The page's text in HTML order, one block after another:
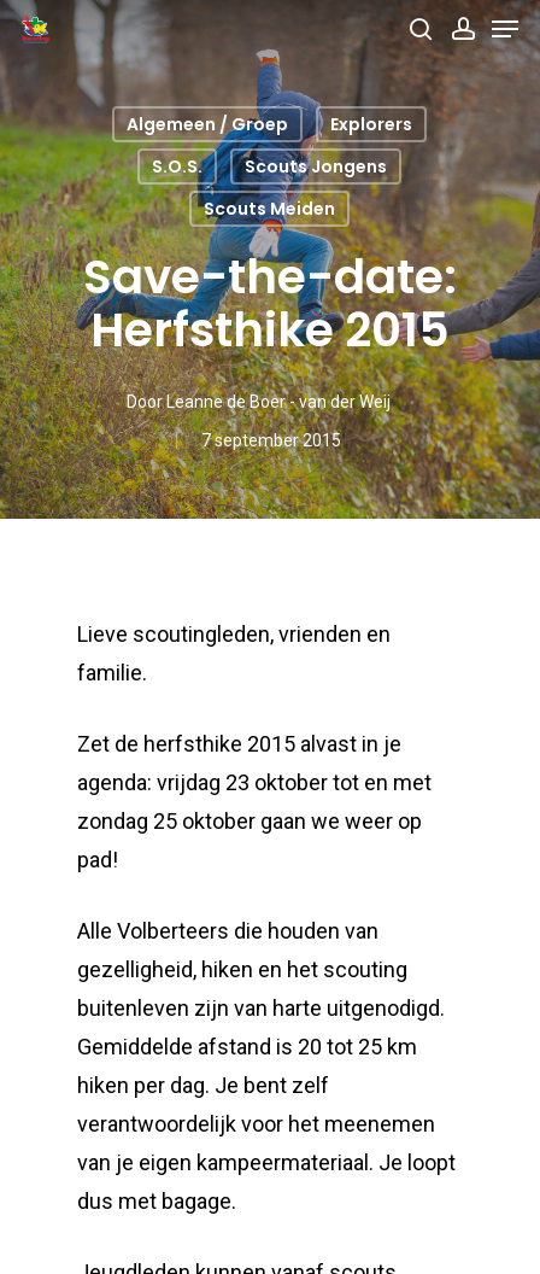
Skip
to
content
search
Algemeen / Groep
Explorers
S.O.S.
Scouts Jongens
Scouts Meiden
Save-the-date:
Herfsthike 2015
DoorLeanne de Boer - van der Weij
7 september 2015
Lieve scoutingleden, vrienden en
familie.
Zet de herfsthike 2015 alvast in je
agenda: vrijdag 23 oktober tot en met
zondag 25 oktober gaan we weer op
pad!
Alle Volberteers die houden van
gezelligheid, hiken en het scouting
buitenleven zijn van harte uitgenodigd.
Gemiddelde afstand is 20 tot 25 km
hiken per dag. Je bent zelf
verantwoordelijk voor het meenemen
van je eigen kampeermateriaal. Je loopt
dus met bagage.